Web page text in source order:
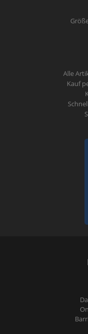
Alle
Kauf